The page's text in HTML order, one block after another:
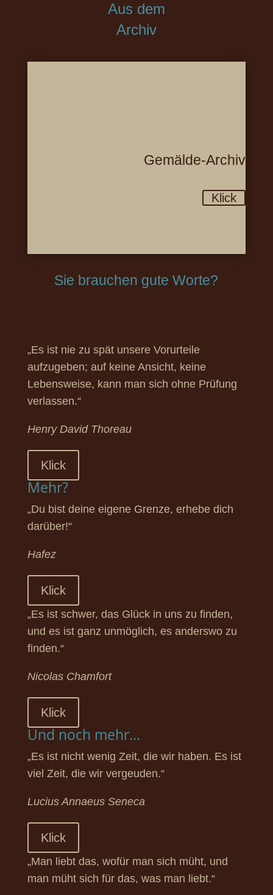
Aus dem
Archiv
Gemälde-Archiv
Klick
Sie brauchen gute Worte?
„Es ist nie zu spät unsere Vorurteile
aufzugeben; auf keine Ansicht, keine
Lebensweise, kann man sich ohne Prüfung
verlassen.“
Henry David Thoreau
Klick
Mehr?
„Du bist deine eigene Grenze, erhebe dich
darüber!“
Hafez
Klick
„Es ist schwer, das Glück in uns zu finden,
und es ist ganz unmöglich, es anderswo zu
finden.“
Nicolas Chamfort
Klick
Und noch mehr...
„Es ist nicht wenig Zeit, die wir haben. Es ist
viel Zeit, die wir vergeuden.“
Lucius Annaeus Seneca
Klick
„Man liebt das, wofür man sich müht, und
man müht sich für das, was man liebt.“